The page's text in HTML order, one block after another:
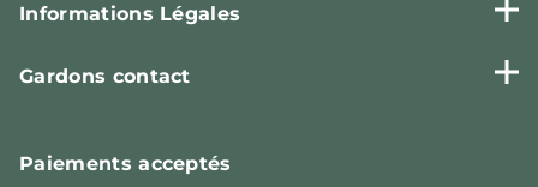
Informations Légales
Gardons contact
Paiementsacceptés